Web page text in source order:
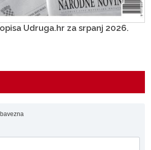
Udruga.hr za srpanj 2026.